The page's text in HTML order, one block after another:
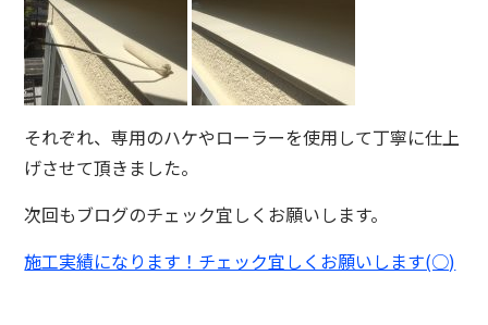
それぞれ、専用のハケやローラーを使用して丁寧に仕上
げさせて頂きました。
次回もブログのチェック宜しくお願いします。
施工実績になります！チェック宜しくお願いします(○)